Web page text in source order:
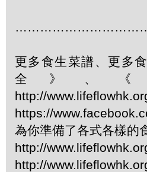
更多食生菜譜、更多
全》、
http://
https://
為你準備了各式各樣的
http://
http://